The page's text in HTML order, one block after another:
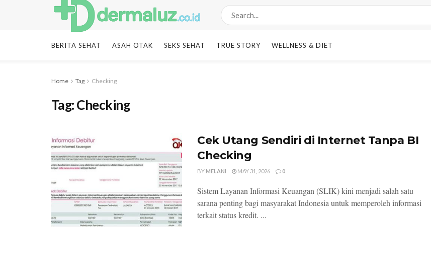
BERITA SEHAT ASAH OTAK SEKS SEHAT TRUE STORY WELLNESS & DIET
Home Tag Checking
Tag:Checking
Cek Utang Sendiri di Internet Tanpa BI
Checking
BYMELANI MAY 31, 2026 0
Sistem Layanan Informasi Keuangan (SLIK) kini menjadi salah satu
sarana penting bagi masyarakat Indonesia untuk memperoleh informasi
terkait status kredit. ...